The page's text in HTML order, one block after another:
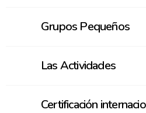
Grupos Pequeños
Las Actividades
Certificación